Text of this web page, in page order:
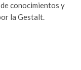
de conocimientos y
la Gestalt.